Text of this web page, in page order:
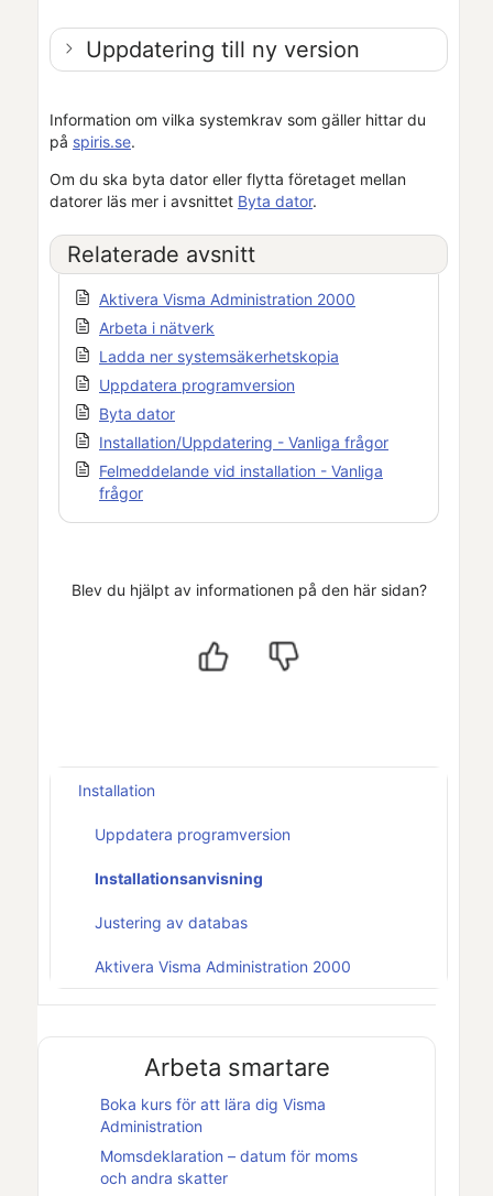
Uppdatering till ny version
Information om vilka systemkrav som gäller hittar du
på spiris.se.
Om du ska byta dator eller flytta företaget mellan
datorer läs mer i avsnittet Byta dator.
Relaterade avsnitt
Aktivera Visma Administration 2000
Arbeta i nätverk
Ladda ner systemsäkerhetskopia
Uppdatera programversion
Byta dator
Installation/Uppdatering - Vanliga frågor
Felmeddelande vid installation - Vanliga
frågor
Blev du hjälpt av informationen på den här sidan?
Installation
Uppdatera programversion
Installationsanvisning
Justering av databas
Aktivera Visma Administration 2000
Arbeta smartare
Boka kurs för att lära dig Visma
Administration
Momsdeklaration – datum för moms
och andra skatter